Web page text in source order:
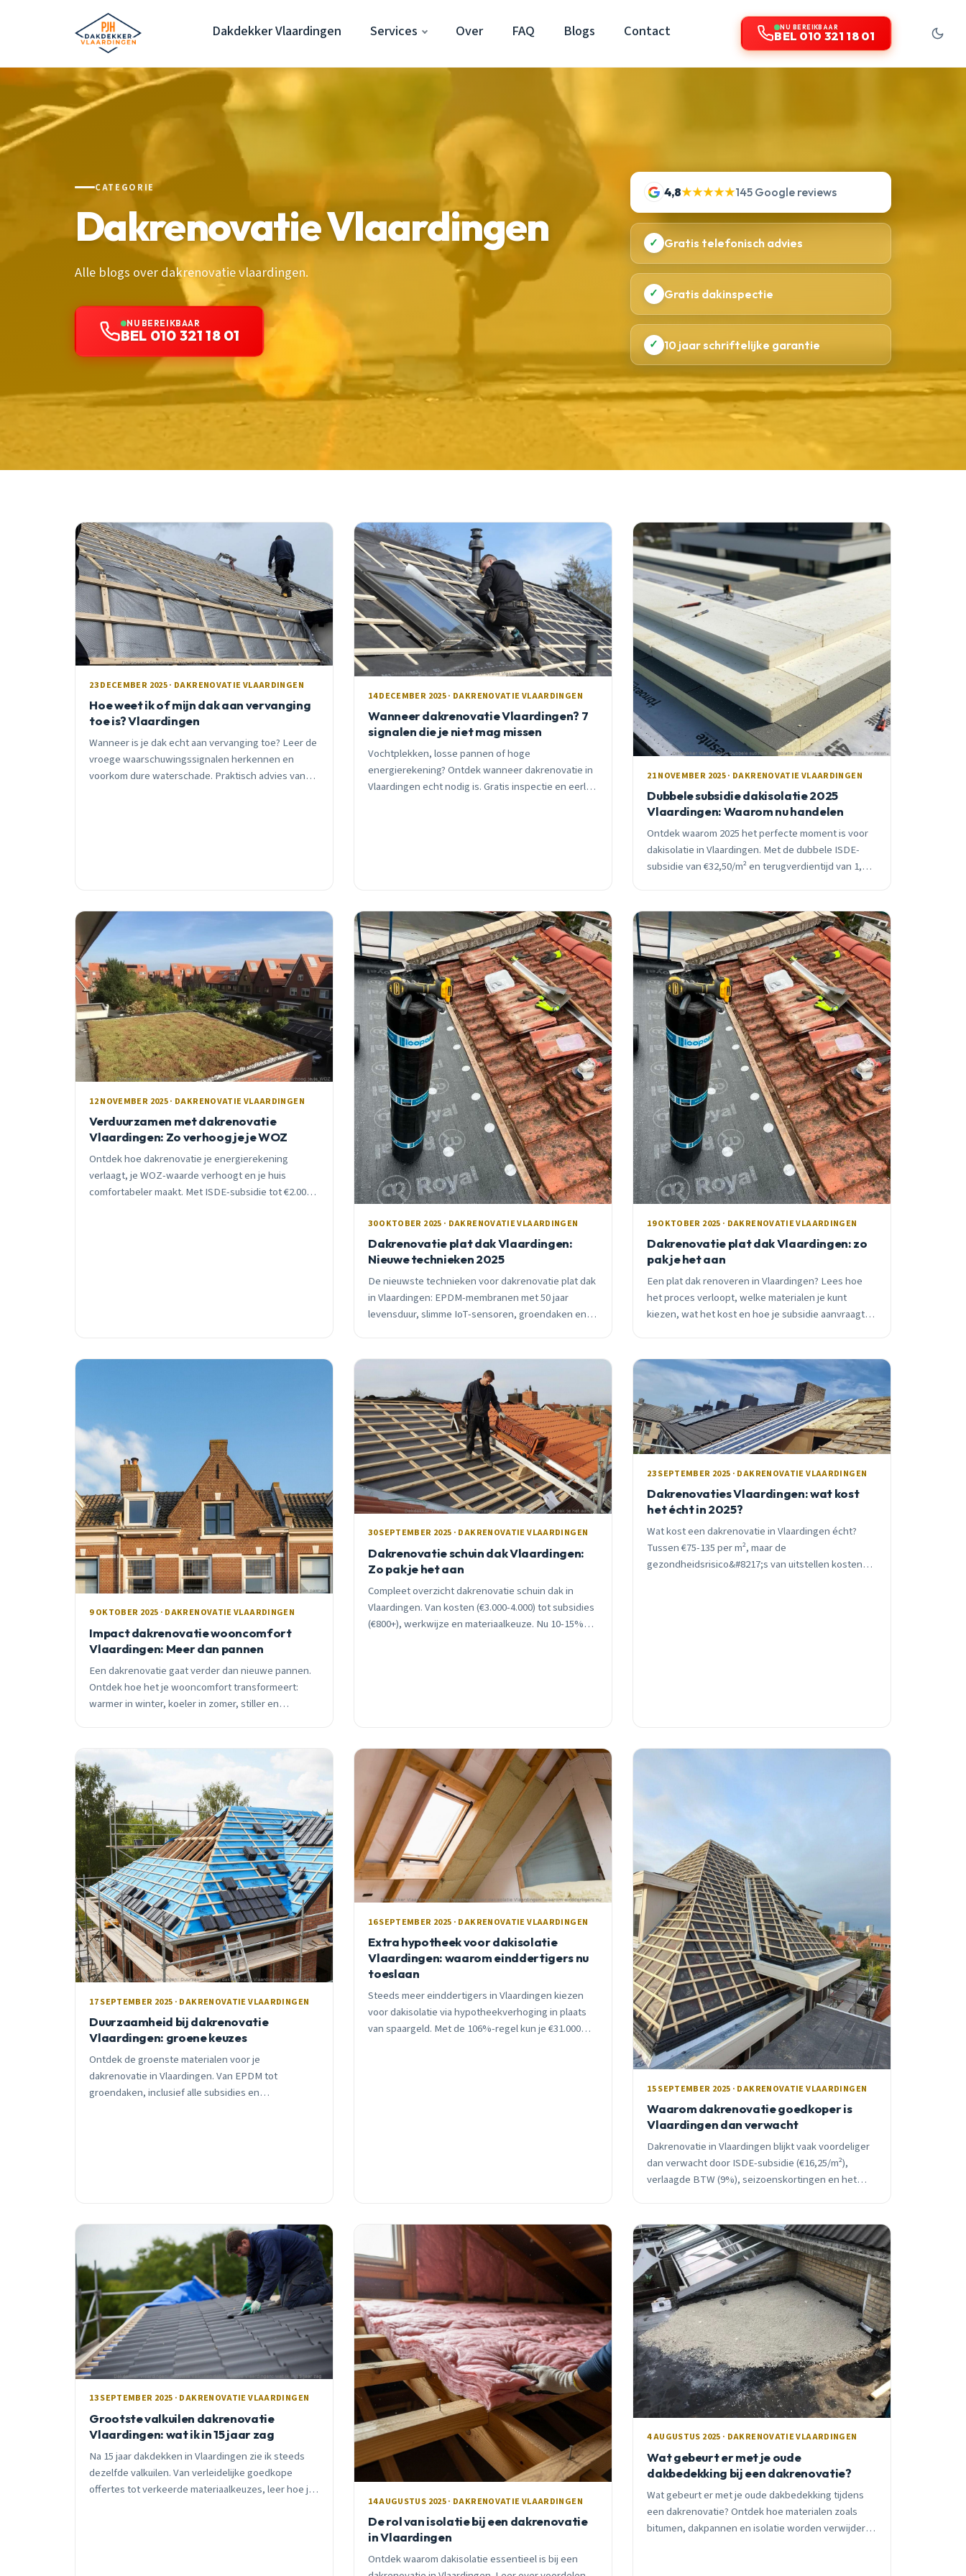
Dakdekker Vlaardingen Services Over FAQ Blogs Contact NU BEREIKBAAR
BEL 010 321 18 01
CATEGORIE
Dakrenovatie Vlaardingen
Alle blogs over dakrenovatie vlaardingen.
NU BEREIKBAAR
BEL 010 321 18 01
4,8★★★★★145 Google reviews
✓ Gratis telefonisch advies
✓ Gratis dakinspectie
✓ 10 jaar schriftelijke garantie
23 DECEMBER 2025 · DAKRENOVATIE VLAARDINGEN
Hoe weet ik of mijn dak aan vervanging
toe is? Vlaardingen
Wanneer is je dak echt aan vervanging toe? Leer de
vroege waarschuwingssignalen herkennen en
voorkom dure waterschade. Praktisch advies van
14 DECEMBER 2025 · DAKRENOVATIE VLAARDINGEN
Wanneer dakrenovatie Vlaardingen? 7
signalen die je niet mag missen
Vochtplekken, losse pannen of hoge
energierekening? Ontdek wanneer dakrenovatie in
Vlaardingen echt nodig is. Gratis inspectie en eerlijk
21 NOVEMBER 2025 · DAKRENOVATIE VLAARDINGEN
Dubbele subsidie dakisolatie 2025
Vlaardingen: Waarom nu handelen
Ontdek waarom 2025 het perfecte moment is voor
dakisolatie in Vlaardingen. Met de dubbele ISDE-
subsidie van €32,50/m² en terugverdientijd van 1,3
12 NOVEMBER 2025 · DAKRENOVATIE VLAARDINGEN
Verduurzamen met dakrenovatie
Vlaardingen: Zo verhoog je je WOZ
Ontdek hoe dakrenovatie je energierekening
verlaagt, je WOZ-waarde verhoogt en je huis
comfortabeler maakt. Met ISDE-subsidie tot €2.000
30 OKTOBER 2025 · DAKRENOVATIE VLAARDINGEN
Dakrenovatie plat dak Vlaardingen:
Nieuwe technieken 2025
De nieuwste technieken voor dakrenovatie plat dak
in Vlaardingen: EPDM-membranen met 50 jaar
levensduur, slimme IoT-sensoren, groendaken en
19 OKTOBER 2025 · DAKRENOVATIE VLAARDINGEN
Dakrenovatie plat dak Vlaardingen: zo
pak je het aan
Een plat dak renoveren in Vlaardingen? Lees hoe
het proces verloopt, welke materialen je kunt
kiezen, wat het kost en hoe je subsidie aanvraagt.
9 OKTOBER 2025 · DAKRENOVATIE VLAARDINGEN
Impact dakrenovatie wooncomfort
Vlaardingen: Meer dan pannen
Een dakrenovatie gaat verder dan nieuwe pannen.
Ontdek hoe het je wooncomfort transformeert:
warmer in winter, koeler in zomer, stiller en
30 SEPTEMBER 2025 · DAKRENOVATIE VLAARDINGEN
Dakrenovatie schuin dak Vlaardingen:
Zo pak je het aan
Compleet overzicht dakrenovatie schuin dak in
Vlaardingen. Van kosten (€3.000-4.000) tot subsidies
(€800+), werkwijze en materiaalkeuze. Nu 10-15%
23 SEPTEMBER 2025 · DAKRENOVATIE VLAARDINGEN
Dakrenovaties Vlaardingen: wat kost
het écht in 2025?
Wat kost een dakrenovatie in Vlaardingen écht?
Tussen €75-135 per m², maar de
gezondheidsrisico&#8217;s van uitstellen kosten
17 SEPTEMBER 2025 · DAKRENOVATIE VLAARDINGEN
Duurzaamheid bij dakrenovatie
Vlaardingen: groene keuzes
Ontdek de groenste materialen voor je
dakrenovatie in Vlaardingen. Van EPDM tot
groendaken, inclusief alle subsidies en
16 SEPTEMBER 2025 · DAKRENOVATIE VLAARDINGEN
Extra hypotheek voor dakisolatie
Vlaardingen: waarom einddertigers nu
toeslaan
Steeds meer einddertigers in Vlaardingen kiezen
voor dakisolatie via hypotheekverhoging in plaats
van spaargeld. Met de 106%-regel kun je €31.000
15 SEPTEMBER 2025 · DAKRENOVATIE VLAARDINGEN
Waarom dakrenovatie goedkoper is
Vlaardingen dan verwacht
Dakrenovatie in Vlaardingen blijkt vaak voordeliger
dan verwacht door ISDE-subsidie (€16,25/m²),
verlaagde BTW (9%), seizoenskortingen en het
13 SEPTEMBER 2025 · DAKRENOVATIE VLAARDINGEN
Grootste valkuilen dakrenovatie
Vlaardingen: wat ik in 15 jaar zag
Na 15 jaar dakdekken in Vlaardingen zie ik steeds
dezelfde valkuilen. Van verleidelijke goedkope
offertes tot verkeerde materiaalkeuzes, leer hoe je
14 AUGUSTUS 2025 · DAKRENOVATIE VLAARDINGEN
De rol van isolatie bij een dakrenovatie
in Vlaardingen
Ontdek waarom dakisolatie essentieel is bij een
4 AUGUSTUS 2025 · DAKRENOVATIE VLAARDINGEN
Wat gebeurt er met je oude
dakbedekking bij een dakrenovatie?
Wat gebeurt er met je oude dakbedekking tijdens
een dakrenovatie? Ontdek hoe materialen zoals
bitumen, dakpannen en isolatie worden verwijderd,